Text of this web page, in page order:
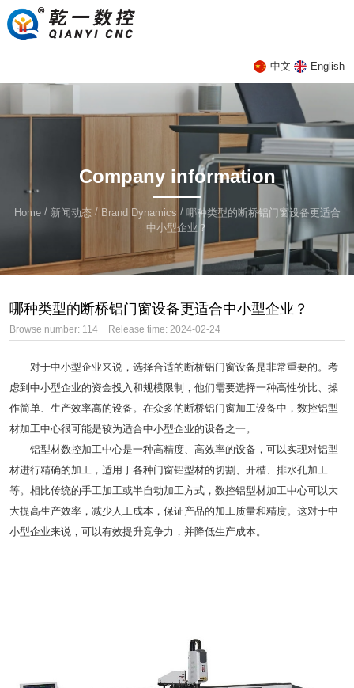
中文 English
Company information
Home / 新闻动态 / Brand Dynamics / 哪种类型的断桥铝门窗设备更适合
中小型企业？
哪种类型的断桥铝门窗设备更适合中小型企业？
Browse number: 114 Release time: 2024-02-24
对于中小型企业来说，选择合适的断桥铝门窗设备是非常重要的。考
虑到中小型企业的资金投入和规模限制，他们需要选择一种高性价比、操
作简单、生产效率高的设备。在众多的断桥铝门窗加工设备中，数控铝型
材加工中心很可能是较为适合中小型企业的设备之一。
铝型材数控加工中心是一种高精度、高效率的设备，可以实现对铝型
材进行精确的加工，适用于各种门窗铝型材的切割、开槽、排水孔加工
等。相比传统的手工加工或半自动加工方式，数控铝型材加工中心可以大
大提高生产效率，减少人工成本，保证产品的加工质量和精度。这对于中
小型企业来说，可以有效提升竞争力，并降低生产成本。